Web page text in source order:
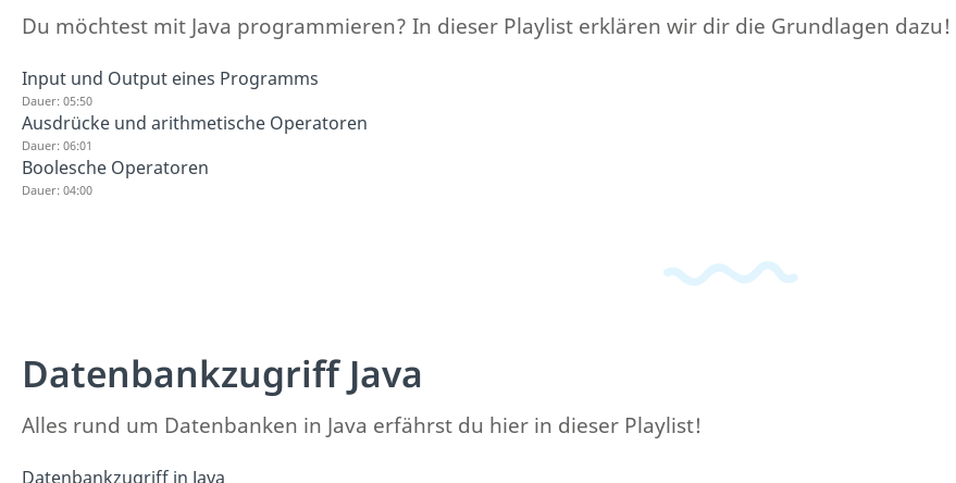
Du möchtest mit Java programmieren? In dieser Playlist erklären wir dir die Grundlagen dazu!
Input und Output eines Programms
Dauer: 05:50
Ausdrücke und arithmetische Operatoren
Dauer: 06:01
Boolesche Operatoren
Dauer: 04:00
Datenbankzugriff Java
Alles rund um Datenbanken in Java erfährst du hier in dieser Playlist!
Datenbankzugriff in Java